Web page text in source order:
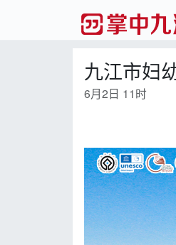
九江市妇
6月2日 11时